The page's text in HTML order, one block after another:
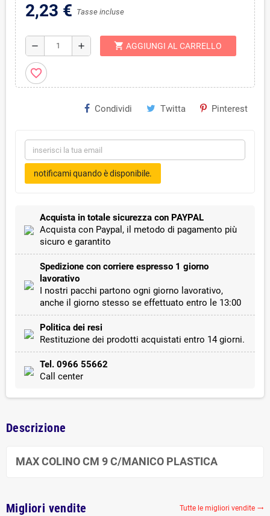
2,23 € Tasse incluse
remove add shopping_cart AGGIUNGI AL CARRELLO
favorite_border
Condividi Twitta Pinterest
notificami quando è disponibile.
Acquista in totale sicurezza con PAYPAL
Acquista con Paypal, il metodo di pagamento più
sicuro e garantito
Spedizione con corriere espresso 1 giorno
lavorativo
I nostri pacchi partono ogni giorno lavorativo,
anche il giorno stesso se effettuato entro le 13:00
Politica dei resi
Restituzione dei prodotti acquistati entro 14 giorni.
Tel. 0966 55662
Call center
Descrizione
MAX COLINO CM 9 C/MANICO PLASTICA
Migliori vendite Tutte le migliori vendite 